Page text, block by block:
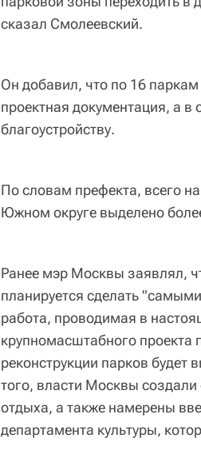
сказал Смолеевский.
Он добавил, что по 16
проектная документация, а
благоустройству.
По словам префекта, всего
Южном округе выделено
Ранее мэр Москвы заявлял,
планируется сделать
работа, проводимая в
крупномасштабного проекта
реконструкции парков
того, власти Москвы создали
отдыха, а также намерены
департамента культуры,